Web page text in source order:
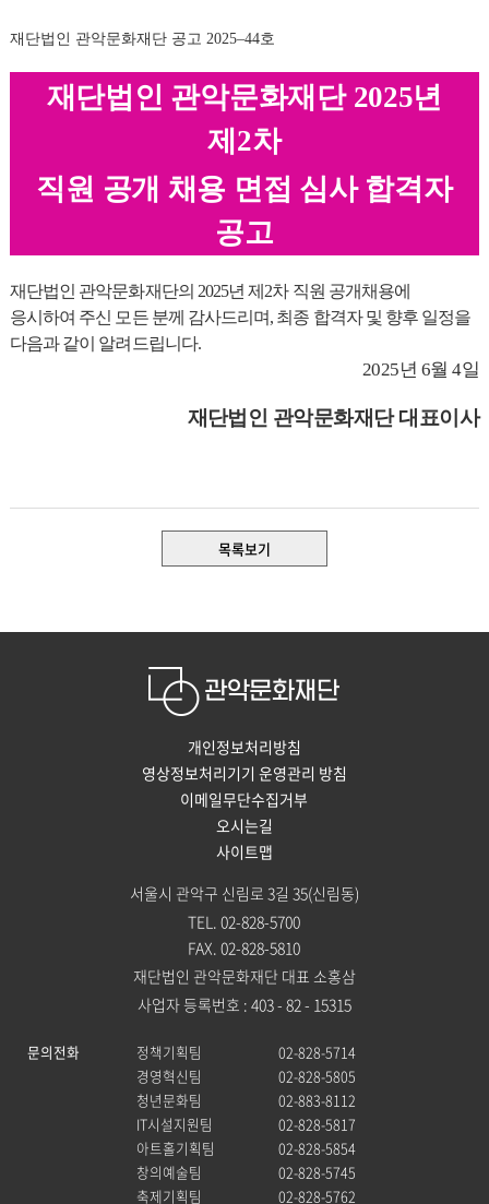
재단법인 관악문화재단 공고 2025–44호
재단법인 관악문화재단 2025년
제 2차
직원 공개 채용 면접 심사 합격자
공고
재단법인 관악문화재단의 2025년 제 2차 직원 공개채용에
응시하여 주신 모든 분께 감사드리며, 최종 합격자 및 향후 일정을
다음과 같이 알려드립니다.
2025년 6월4일
재단법인 관악문화재단 대표이사
목록보기
개인정보처리방침
영상정보처리기기 운영관리 방침
이메일무단수집거부
오시는길
사이트맵
서울시 관악구 신림로 3길 35(신림동)
TEL. 02-828-5700
FAX. 02-828-5810
재단법인 관악문화재단 대표 소홍삼
사업자 등록번호 : 403 - 82 - 15315
문의전화 정책기획팀
02-828-5714
경영혁신팀
02-828-5805
청년문화팀
02-883-8112
IT시설지원팀
02-828-5817
아트홀기획팀
02-828-5854
창의예술팀
02-828-5745
축제기획팀
02-828-5762